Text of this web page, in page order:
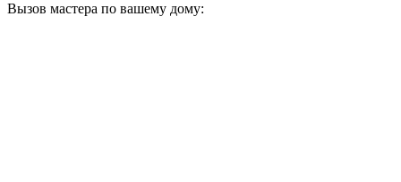
Вызов мастера по вашему дому: